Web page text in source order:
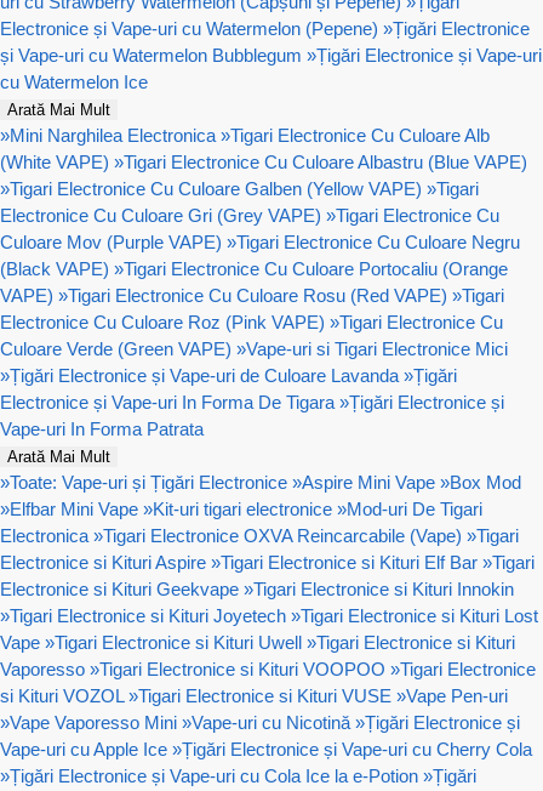
Electronice și Vape-uri cu Watermelon (Pepene) »Țigări Electronice
și Vape-uri cu Watermelon Bubblegum »Țigări Electronice și Vape-uri
cu Watermelon Ice
Arată Mai Mult
»Mini Narghilea Electronica »Tigari Electronice Cu Culoare Alb
(White VAPE) »Tigari Electronice Cu Culoare Albastru (Blue VAPE)
»Tigari Electronice Cu Culoare Galben (Yellow VAPE) »Tigari
Electronice Cu Culoare Gri (Grey VAPE) »Tigari Electronice Cu
Culoare Mov (Purple VAPE) »Tigari Electronice Cu Culoare Negru
(Black VAPE) »Tigari Electronice Cu Culoare Portocaliu (Orange
VAPE) »Tigari Electronice Cu Culoare Rosu (Red VAPE) »Tigari
Electronice Cu Culoare Roz (Pink VAPE) »Tigari Electronice Cu
Culoare Verde (Green VAPE) »Vape-uri si Tigari Electronice Mici
»Țigări Electronice și Vape-uri de Culoare Lavanda »Țigări
Electronice și Vape-uri In Forma De Tigara »Țigări Electronice și
Vape-uri In Forma Patrata
Arată Mai Mult
»Toate: Vape-uri și Țigări Electronice »Aspire Mini Vape »Box Mod
»Elfbar Mini Vape »Kit-uri tigari electronice »Mod-uri De Tigari
Electronica »Tigari Electronice OXVA Reincarcabile (Vape) »Tigari
Electronice si Kituri Aspire »Tigari Electronice si Kituri Elf Bar »Tigari
Electronice si Kituri Geekvape »Tigari Electronice si Kituri Innokin
»Tigari Electronice si Kituri Joyetech »Tigari Electronice si Kituri Lost
Vape »Tigari Electronice si Kituri Uwell »Tigari Electronice si Kituri
Vaporesso »Tigari Electronice si Kituri VOOPOO »Tigari Electronice
si Kituri VOZOL »Tigari Electronice si Kituri VUSE »Vape Pen-uri
»Vape Vaporesso Mini »Vape-uri cu Nicotină »Țigări Electronice și
Vape-uri cu Apple Ice »Țigări Electronice și Vape-uri cu Cherry Cola
»Țigări Electronice și Vape-uri cu Cola Ice la e-Potion »Țigări